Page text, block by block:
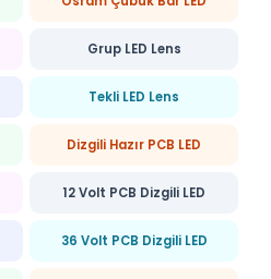
Grup LED Lens
Tekli LED Lens
Dizgili Hazır PCB LED
12 Volt PCB Dizgili LED
36 Volt PCB Dizgili LED